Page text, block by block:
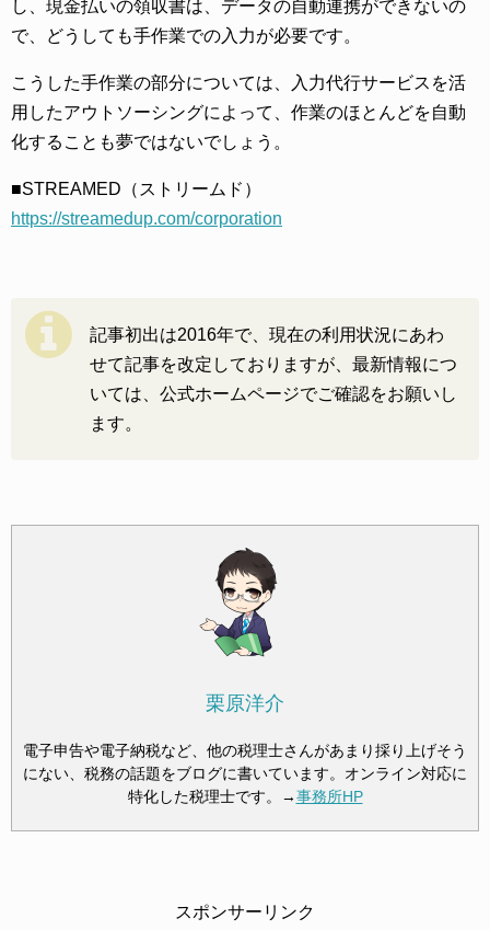
し、現金払いの領収書は、データの自動連携ができないの
で、どうしても手作業での入力が必要です。
こうした手作業の部分については、入力代行サービスを活
用したアウトソーシングによって、作業のほとんどを自動
化することも夢ではないでしょう。
■STREAMED（ストリームド）
https://streamedup.com/corporation
記事初出は2016年で、現在の利用状況にあわ
せて記事を改定しておりますが、最新情報につ
いては、公式ホームページでご確認をお願いし
ます。
栗原洋介
電子申告や電子納税など、他の税理士さんがあまり採り上げそう
にない、税務の話題をブログに書いています。オンライン対応に
特化した税理士です。→事務所HP
スポンサーリンク